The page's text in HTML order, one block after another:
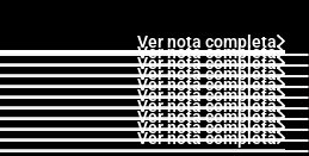
Ver nota completa
Ver nota completa
Ver nota completa
Ver nota completa
Ver nota completa
Ver nota completa
Ver nota completa
Ver nota completa
Ver nota completa
Ver nota completa